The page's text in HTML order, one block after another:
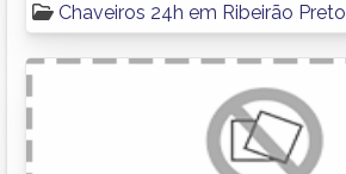
Chaveiros 24h em Ribeirão Preto